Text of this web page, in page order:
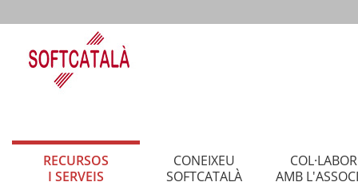
RECURSOS
I SERVEIS
CONEIXEU
SOFTCATALÀ
AMB